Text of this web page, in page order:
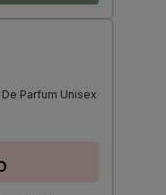
Parfum Unisex